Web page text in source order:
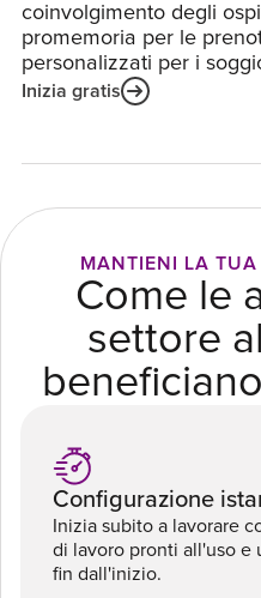
coinvolgimento degli
promemoria per le
personalizzati per i
Inizia gratis
MANTIENI LA TUA
Come le
settore
Configurazione
Inizia subito a lavorare
di lavoro pronti all'uso e
fin dall'inizio.